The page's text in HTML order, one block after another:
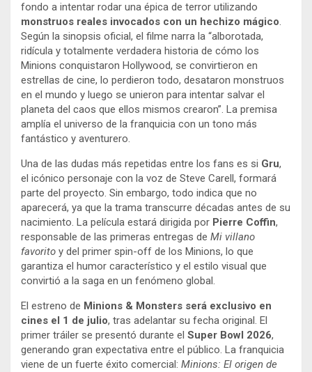
fondo a intentar rodar una épica de terror utilizando
monstruos reales invocados con un hechizo mágico.
Según la sinopsis oficial, el filme narra la “alborotada,
ridícula y totalmente verdadera historia de cómo los
Minions conquistaron Hollywood, se convirtieron en
estrellas de cine, lo perdieron todo, desataron monstruos
en el mundo y luego se unieron para intentar salvar el
planeta del caos que ellos mismos crearon”. La premisa
amplía el universo de la franquicia con un tono más
fantástico y aventurero.
Una de las dudas más repetidas entre los fans es si Gru,
el icónico personaje con la voz de Steve Carell, formará
parte del proyecto. Sin embargo, todo indica que no
aparecerá, ya que la trama transcurre décadas antes de su
nacimiento. La película estará dirigida por Pierre Coffin,
responsable de las primeras entregas de Mi villano
favorito y del primer spin-off de los Minions, lo que
garantiza el humor característico y el estilo visual que
convirtió a la saga en un fenómeno global.
El estreno de Minions & Monsters será exclusivo en
cines el 1 de julio, tras adelantar su fecha original. El
primer tráiler se presentó durante el Super Bowl 2026,
generando gran expectativa entre el público. La franquicia
viene de un fuerte éxito comercial: Minions: El origen de